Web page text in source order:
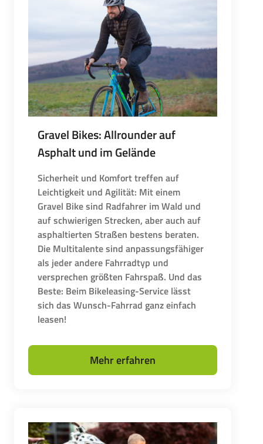
Gravel Bikes: Allrounder auf
Asphalt und im Gelände
Sicherheit und Komfort treffen auf
Leichtigkeit und Agilität: Mit einem
Gravel Bike sind Radfahrer im Wald und
auf schwierigen Strecken, aber auch auf
asphaltierten Straßen bestens beraten.
Die Multitalente sind anpassungsfähiger
als jeder andere Fahrradtyp und
versprechen größten Fahrspaß. Und das
Beste: Beim Bikeleasing-Service lässt
sich das Wunsch-Fahrrad ganz einfach
leasen!
Mehr erfahren